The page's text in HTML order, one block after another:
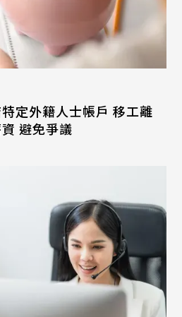
定外籍人士帳戶 移工離
避免爭議